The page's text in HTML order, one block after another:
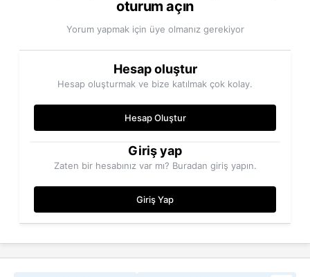
oturum açın
Yorum yapmak için üye olmanız gerekiyor
Hesap oluştur
Hesap oluşturmak ve bize katılmak çok kolay.
Hesap Oluştur
Giriş yap
Zaten bir hesabınız var mı? Buradan giriş yapın.
Giriş Yap